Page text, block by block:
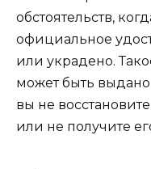
обстоятельств,
официальное
или украдено.
может быть
вы не
или не получите